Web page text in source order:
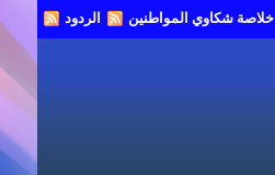
خلاصة شكاوي المواطنين الردود